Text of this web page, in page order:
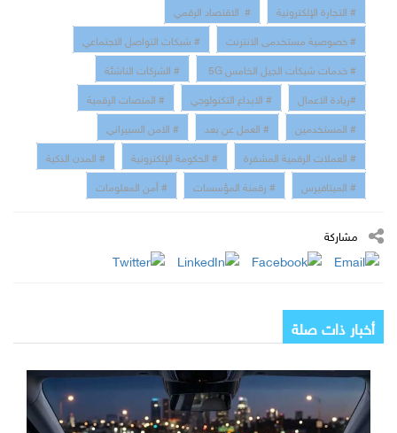
# التجارة الإلكترونية
# الاقتصاد الرقمي
# خصوصية مستخدمى الانترنت
# شبكات التواصل الاجتماعي
# خدمات شبكات الجيل الخامس 5G
# الشركات الناشئة
#ريادة الاعمال
# الابداع التكنولوجي
# المنصات الرقمية
# المستخدمين
# العمل عن بعد
# الامن السبيراني
# العملات الرقمية المشفرة
# الحكومة الإلكترونية
# المدن الذكية
# الميتافيرس
# رقمنة المؤسسات # أمن المعلومات
مشاركة
أخبار ذات صلة